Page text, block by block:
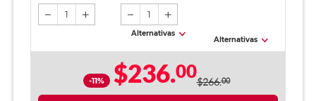
1 1
Alternativas
Alternativas
-11% $236.00$266.00